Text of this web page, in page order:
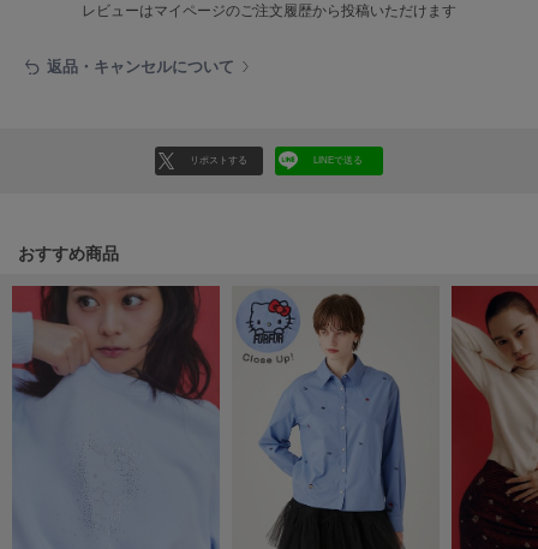
le coq sportif
LITTLE UNION TOKYO
リトルユニオン トウキョウ
made of Organics
MICHU COQUETTE
レビューはマイページのご注文履歴から投稿いただけます
返品・キャンセルについて
リポストする LINEで送る
おすすめ商品